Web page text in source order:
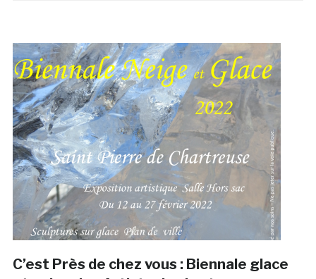
C’est Près de chez vous : Biennale glace